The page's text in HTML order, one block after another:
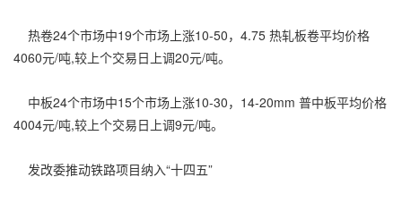
热卷24个市场中19个市场上涨10-50，4.75 热轧板卷平均价格
4060元/吨,较上个交易日上调20元/吨。
中板24个市场中15个市场上涨10-30，14-20mm 普中板平均价格
4004元/吨,较上个交易日上调9元/吨。
发改委推动铁路项目纳入“十四五”